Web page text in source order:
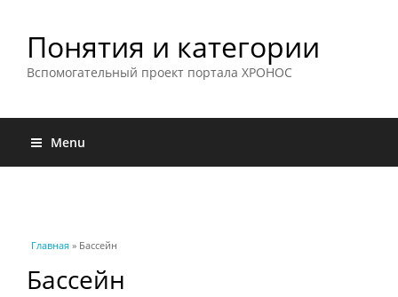
Понятия и категории
Вспомогательный проект портала ХРОНОС
Menu
Вы здесь
Главная » Бассейн
Бассейн